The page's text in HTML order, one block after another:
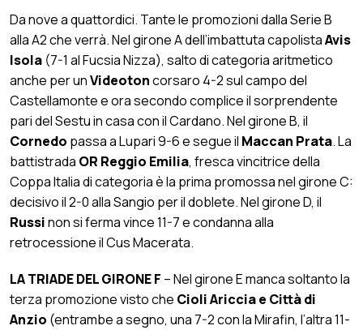
Da nove a quattordici. Tante le promozioni dalla Serie B
alla A2 che verrà. Nel girone A dell’imbattuta capolistaAvis
Isola (7-1 al Fucsia Nizza), salto di categoria aritmetico
anche per unVideotoncorsaro 4-2 sul campo del
Castellamonte e ora secondo complice il sorprendente
pari del Sestu in casa con il Cardano. Nel girone B, il
Cornedo passa a Lupari 9-6 e segue il Maccan Prata. La
battistrada OR Reggio Emilia, fresca vincitrice della
Coppa Italia di categoria è la prima promossa nel girone C:
decisivo il 2-0 alla Sangio per il doblete. Nel girone D, il
Russinon si ferma vince 11-7 e condanna alla
retrocessione il Cus Macerata.
LA TRIADE DEL GIRONE F – Nel girone E manca soltanto la
terza promozione visto che Cioli Ariccia e Città di
Anzio (entrambe a segno, una 7-2 con la Mirafin, l’altra 11-